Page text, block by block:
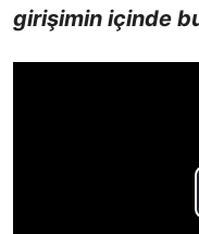
girişimin içinde